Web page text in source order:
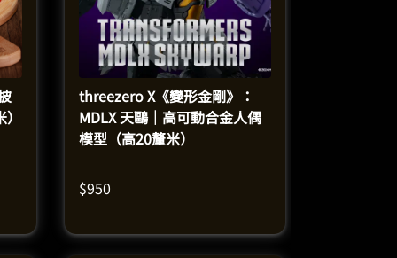
threezero X《變形金剛》：
MDLX 天鷗｜高可動合金人偶
模型（高20釐米）
$950